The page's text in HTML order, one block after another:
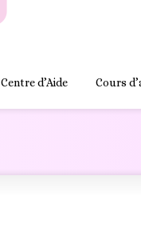
Centre d’Aide Cours